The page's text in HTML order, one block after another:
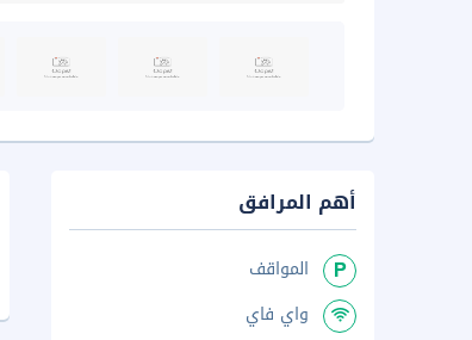
أهم المرافق
المواقف
واي فاي